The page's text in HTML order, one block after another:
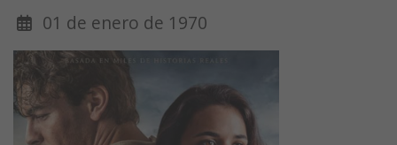
01 de enero de 1970